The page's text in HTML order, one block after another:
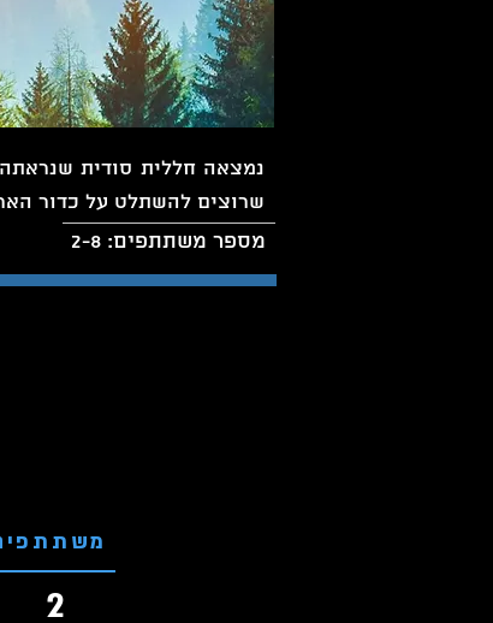
מספר משתתפים: 2-8
נמצאה חללית סודית
שרוצים להשתלט על כדור
2